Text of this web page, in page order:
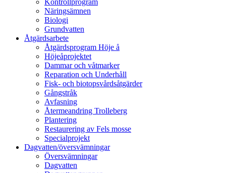
Kontrollprogram
Näringsämnen
Biologi
Grundvatten
Åtgärdsarbete
Åtgärdsprogram Höje å
Höjeåprojektet
Dammar och våtmarker
Reparation och Underhåll
Fisk- och biotopsvårdsåtgärder
Gångstråk
Avfasning
Återmeandring Trolleberg
Plantering
Restaurering av Fels mosse
Specialprojekt
Dagvatten/översvämningar
Översvämningar
Dagvatten